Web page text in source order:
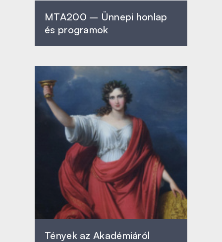
MTA200 – Ünnepi honlap
és programok
Tények az Akadémiáról